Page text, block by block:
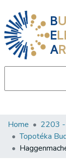
B
E
A
Communities
All of DSpace
Home
2203 -
Topotéka